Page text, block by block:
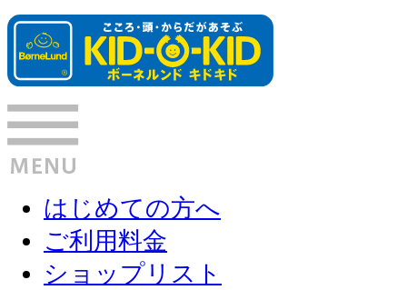
はじめての方へ
ご利用料金
ショップリスト